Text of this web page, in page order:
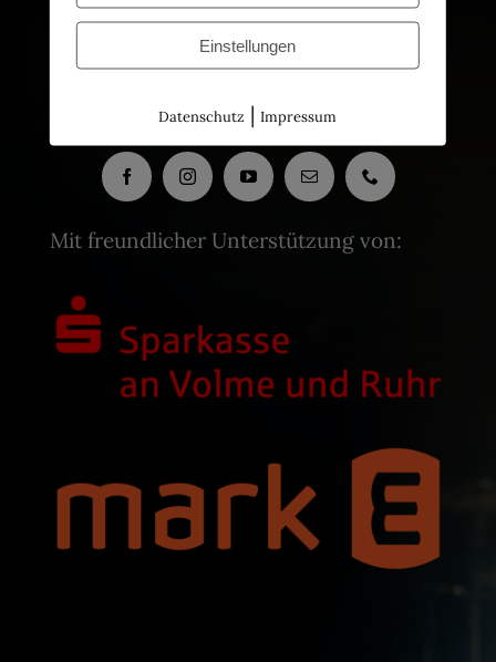
Mit freundlicher Unterstützung von:
Einstellungen
Datenschutz |Impressum